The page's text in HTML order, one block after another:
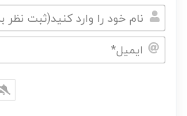
نام
خود